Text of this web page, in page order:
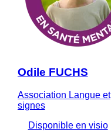
Odile FUCHS
Association Langue et
signes
Disponible en visio